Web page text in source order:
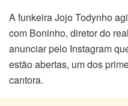
A funkeira Jojo Todynho
com Boninho, diretor do
anunciar pelo Instagram
estão abertas, um dos
cantora.